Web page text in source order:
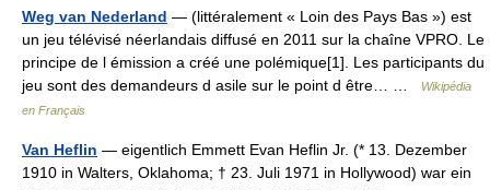
Weg van Nederland — (littéralement « Loin des Pays Bas ») est
un jeu télévisé néerlandais diffusé en 2011 sur la chaîne VPRO. Le
principe de l émission a créé une polémique[1]. Les participants du
jeu sont des demandeurs d asile sur le point d être… …
Wikipédia
en Français
Van Heflin — eigentlich Emmett Evan Heflin Jr. (* 13. Dezember
1910 in Walters, Oklahoma; † 23. Juli 1971 in Hollywood) war ein